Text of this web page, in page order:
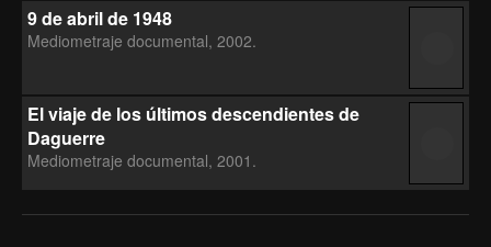
9 de abril de 1948
Mediometraje documental, 2002.
El viaje de los últimos descendientes de
Daguerre
Mediometraje documental, 2001.